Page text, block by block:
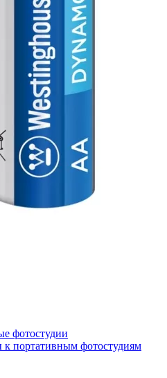
фотостудии
к портативным фотостудиям